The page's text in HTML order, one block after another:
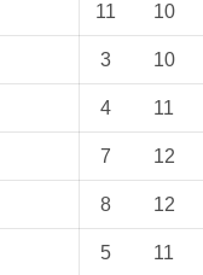
11 10
3 10
4 11
7 12
8 12
5 11